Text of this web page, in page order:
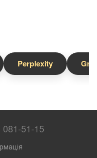
Perplexity
081-51-15